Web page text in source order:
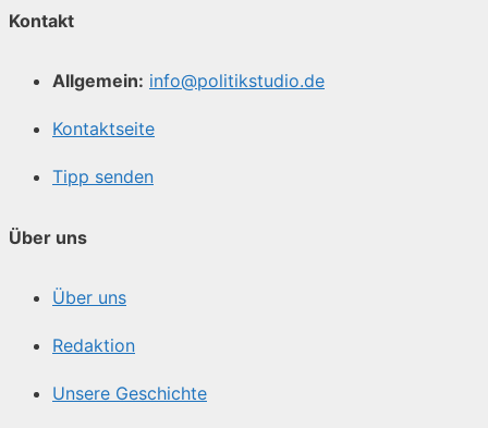
Kontakt
Allgemein: info@politikstudio.de
Kontaktseite
Tipp senden
Über uns
Über uns
Redaktion
Unsere Geschichte